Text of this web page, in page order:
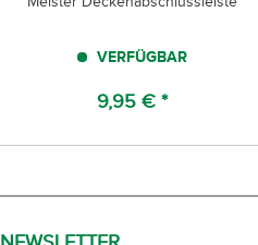
VERFÜGBAR
9,95 € *